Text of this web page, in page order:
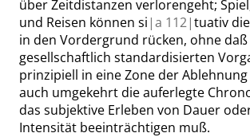
über Zeitdistanzen verlorengeht;
und Reisen können si |a 112|tuativ
in den Vordergrund rücken, ohne
gesellschaftlich standardisierten
prinzipiell in eine Zone der
auch umgekehrt die auferlegte
das subjektive Erleben von Dauer
Intensität beeinträchtigen muß.